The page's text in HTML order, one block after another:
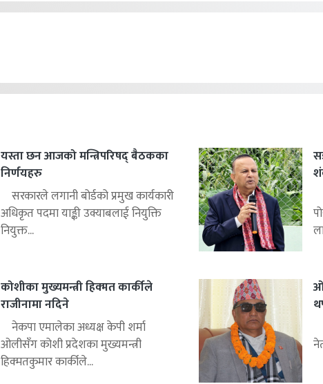
यस्ता छन आजको मन्त्रिपरिषद् बैठकका
निर्णयहरु
सरकारले लगानी बोर्डको प्रमुख कार्यकारी
अधिकृत पदमा याङ्की उक्याबलाई नियुक्ति
नियुक्त...
कोशीका मुख्यमन्त्री हिक्मत कार्कीले
राजीनामा नदिने
नेकपा एमालेका अध्यक्ष केपी शर्मा
ओलीसँग कोशी प्रदेशका मुख्यमन्त्री
हिक्मतकुमार कार्कीले...